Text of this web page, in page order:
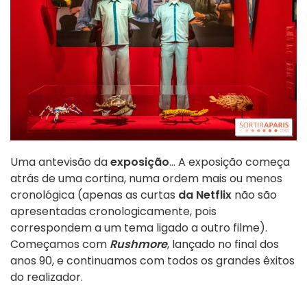
Uma antevisão daexposição... A exposição começa
atrás de uma cortina, numa ordem mais ou menos
cronológica (apenas as curtas da Netflix não são
apresentadas cronologicamente, pois
correspondem a um tema ligado a outro filme).
Começamos com Rushmore, lançado no final dos
anos 90, e continuamos com todos os grandes êxitos
do realizador.